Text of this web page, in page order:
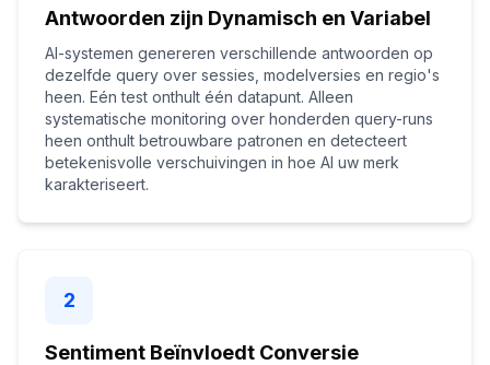
Antwoorden zijn Dynamisch en Variabel
AI-systemen genereren verschillende antwoorden op
dezelfde query over sessies, modelversies en regio's
heen. Eén test onthult één datapunt. Alleen
systematische monitoring over honderden query-runs
heen onthult betrouwbare patronen en detecteert
betekenisvolle verschuivingen in hoe AI uw merk
karakteriseert.
2
Sentiment Beïnvloedt Conversie